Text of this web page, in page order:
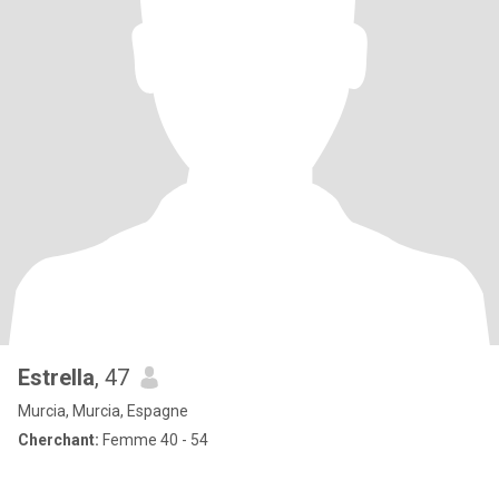
Estrella, 47
Murcia, Murcia, Espagne
Cherchant: Femme 40 - 54